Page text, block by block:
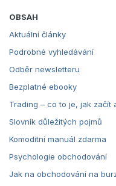
OBSAH
Aktuální články
Podrobné vyhledávání
Odběr newsletteru
Bezplatné ebooky
Trading – co to je, jak začít
Slovník důležitých pojmů
Komoditní manuál zdarma
Psychologie obchodování
Jak na obchodování na